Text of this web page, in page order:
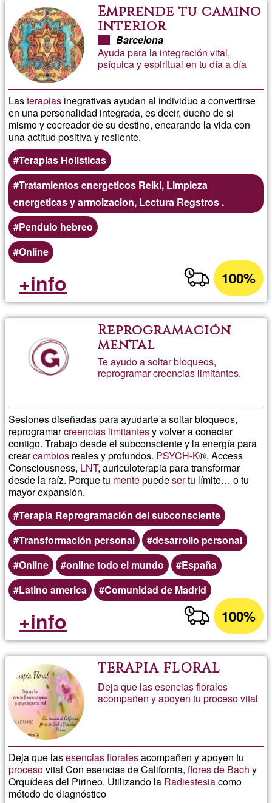
Emprende tu camino
interior
Barcelona
Ayuda para la integración vital,
psíquica y espiritual en tu día a día
Lasterapias inegrativas ayudan al individuo a convertirse
en una personalidad integrada, es decir, dueño de si
mismo y cocreador de su destino, encarando la vida con
una actitud positiva y resilente.
Terapias Holisticas
Tratamientos energeticos Reiki, Limpieza
energeticas y armoizacion, Lectura Regstros .
Pendulo hebreo
Online
100%
+info
Reprogramación
mental
Te ayudo a soltar bloqueos,
reprogramar creencias limitantes.
Sesiones diseñadas para ayudarte a soltar bloqueos,
reprogramarcreencias limitantesy volver a conectar
contigo. Trabajo desde el subconsciente y la energía para
crearcambios reales y profundos. PSYCH-K®, Access
Consciousness, LNT, auriculoterapia para transformar
desde la raíz. Porque tu mentepuedesertu límite… o tu
mayor expansión.
Terapia Reprogramación del subconsciente
Transformación personal
desarrollo personal
Online
online todo el mundo
España
Latino america
Comunidad de Madrid
100%
+info
TERAPIA FLORAL
Deja que las esencias florales
acompañen y apoyen tu proceso vital
Deja que lasesencias floralesacompañen y apoyen tu
procesovital Con esencias de California,flores de Bach y
Orquídeas del Pirineo. Utilizando la Radiestesiacomo
método de diagnóstico